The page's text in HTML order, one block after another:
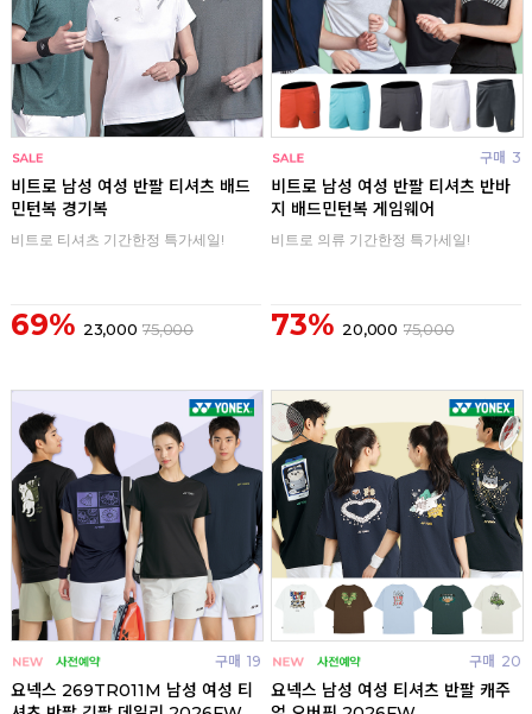
비트로 남성 여성 반팔 티셔츠 배드
민턴복 경기복
비트로 티셔츠 기간한정 특가세일!
69% 23,000 75,000
구매 3
비트로 남성 여성 반팔 티셔츠 반바
지 배드민턴복 게임웨어
비트로 의류 기간한정 특가세일!
73% 20,000 75,000
구매 19
요넥스 269TR011M 남성 여성 티
구매 20
요넥스 남성 여성 티셔츠 반팔 캐주